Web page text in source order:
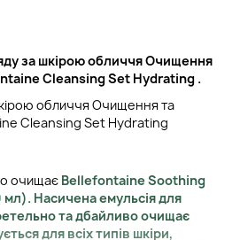
за шкірою обличчя Очищення
Cleansing Set Hydrating .
обличчя Очищення та
Cleansing Set Hydrating
очищає Bellefontaine Soothing
мл). Насичена емульсія для
та дбайливо очищає
для всіх типів шкіри,